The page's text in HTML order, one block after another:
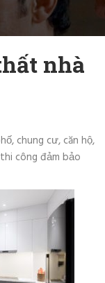
nhà
chung cư, căn hộ,
công đảm bảo